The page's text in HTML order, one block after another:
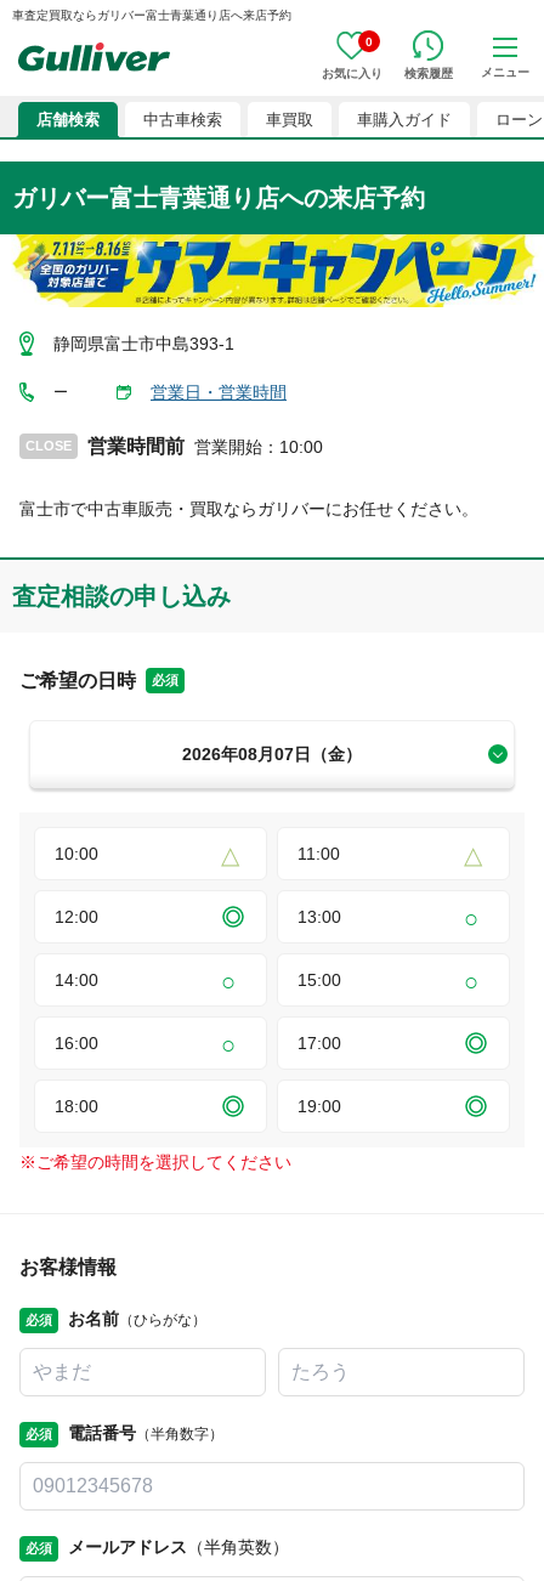
車査定買取ならガリバー富士青葉通り店へ来店予約
0
お気に入り 検索履歴 メニュー
店舗検索 中古車検索 車買取 車購入ガイド ローン
ガリバー富士青葉通り店への来店予約
静岡県富士市中島393-1
ー 営業日・営業時間
CLOSE 営業時間前 営業開始 ： 10:00
富士市で中古車販売・買取ならガリバーにお任せください。
査定相談の申し込み
ご希望の日時 必須
2026年08月07日（金）
10:00 11:00
12:00 13:00
14:00 15:00
16:00 17:00
18:00 19:00
※ ご希望の時間を選択してください
お客様情報
必須 お名前 （ひらがな）
必須 電話番号 （半角数字）
必須 メールアドレス （半角英数）